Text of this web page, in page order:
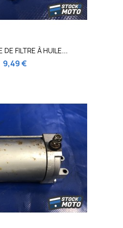
DE FILTRE À HUILE...
9,49 €